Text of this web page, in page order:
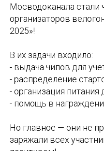
Мосводоканала стали
организаторов
2025»!
В их задачи входило:
- выдача чипов для
- распределение
- организация питания
- помощь в
Но главное — они не
заряжали всех